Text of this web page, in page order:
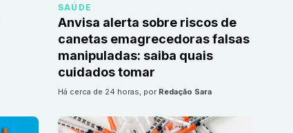
SAÚDE
Anvisa alerta sobre riscos de
canetas emagrecedoras falsas
manipuladas: saiba quais
cuidados tomar
há cerca de 24 horas, por Redação Sara